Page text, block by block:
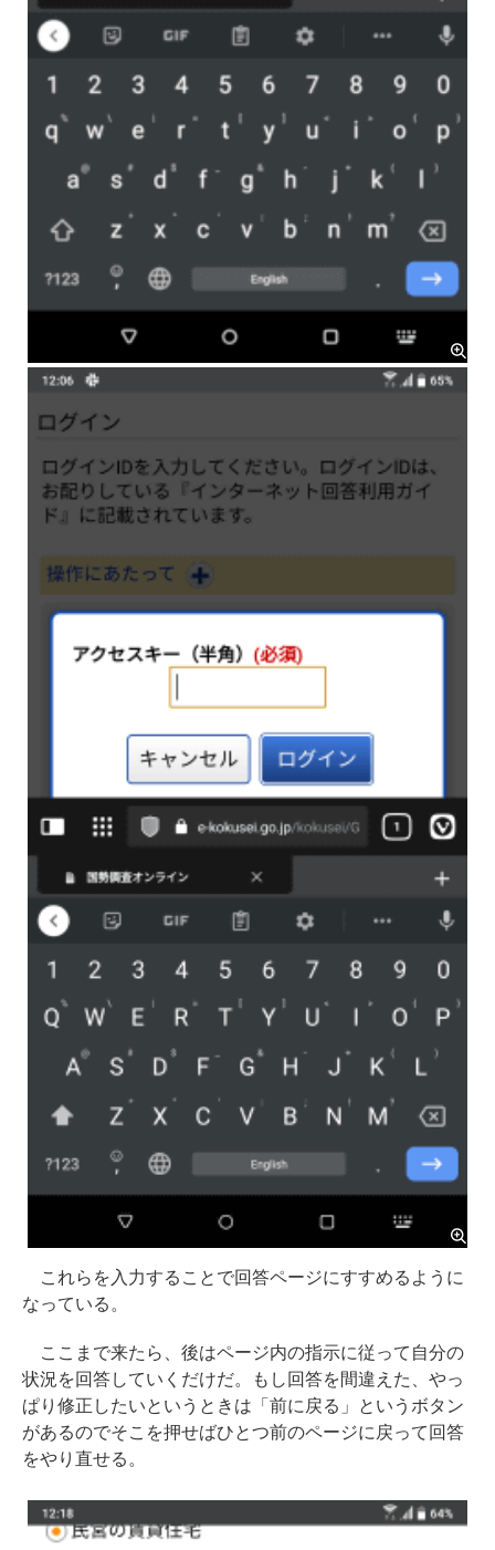
これらを入力することで回答ページにすすめるように
なっている。
ここまで来たら、後はページ内の指示に従って自分の
状況を回答していくだけだ。もし回答を間違えた、やっ
ぱり修正したいというときは「前に戻る」というボタン
があるのでそこを押せばひとつ前のページに戻って回答
をやり直せる。